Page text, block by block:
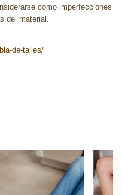
como imperfecciones
del material.
de-talles/